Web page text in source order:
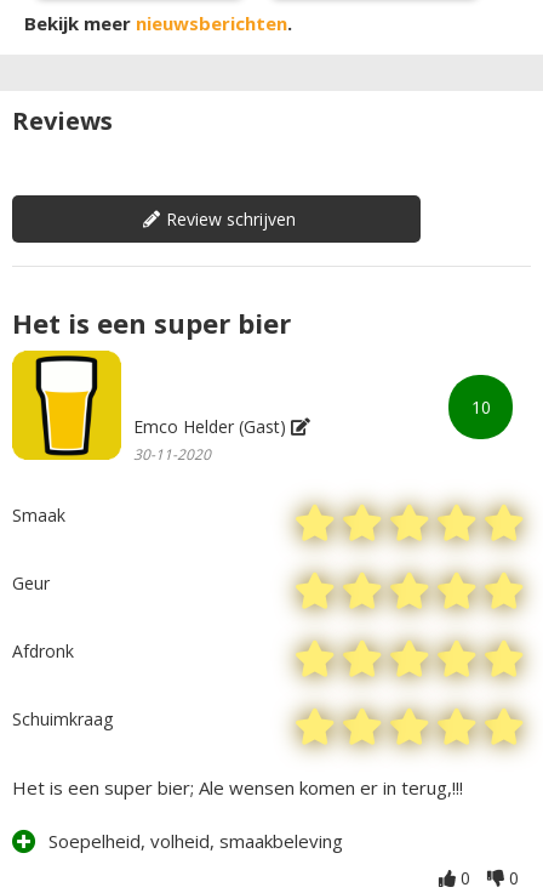
Bekijk meer nieuwsberichten.
Reviews
Review schrijven
10
Het is een super bier
Emco Helder (Gast)
30-11-2020
Smaak
Geur
Afdronk
Schuimkraag
Het is een super bier; Ale wensen komen er in terug,!!!
Soepelheid, volheid, smaakbeleving
0 0